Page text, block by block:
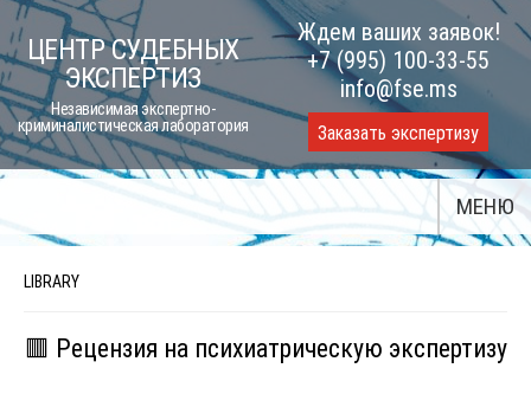
Skip
to
content
ЦЕНТР СУДЕБНЫХ
ЭКСПЕРТИЗ
Независимая экспертно-
криминалистическая лаборатория
Ждем ваших заявок!
+7 (995) 100-33-55
info@fse.ms
Заказать экспертизу
МЕНЮ
LIBRARY
🟥 Рецензия на психиатрическую экспертизу